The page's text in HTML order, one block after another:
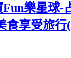
Fun樂星球
食享受旅行